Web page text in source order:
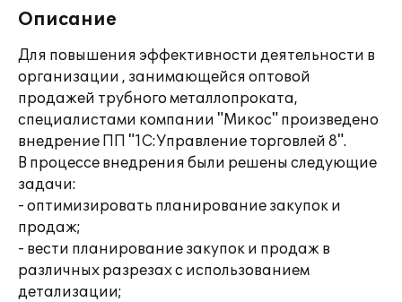
Описание
Для повышения эффективности деятельности в
организации , занимающейся оптовой
продажей трубного металлопроката,
специалистами компании "Микос" произведено
внедрение ПП "1С:Управление торговлей 8".
В процессе внедрения были решены следующие
задачи:
- оптимизировать планирование закупок и
продаж;
- вести планирование закупок и продаж в
различных разрезах с использованием
детализации;